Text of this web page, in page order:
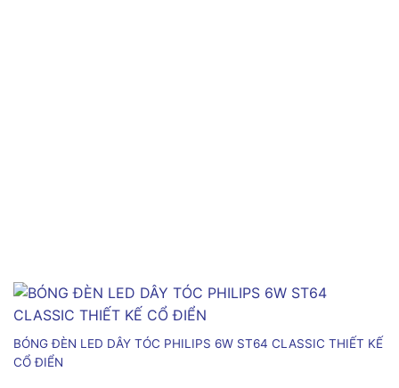
BÓNG ĐÈN LED DÂY TÓC PHILIPS 6W ST64 CLASSIC THIẾT KẾ
CỔ ĐIỂN